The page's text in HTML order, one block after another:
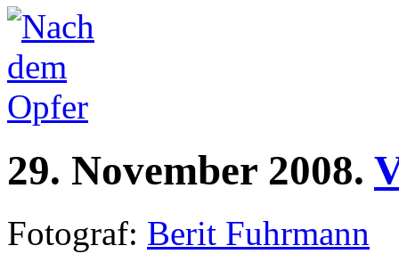
29. November 2008.
Fotograf: Berit Fuhrmann